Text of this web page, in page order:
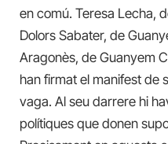
en comú. Teresa Lecha,
Dolors Sabater, de
Aragonès, de Guanyem
han firmat el manifest de
vaga. Al seu darrere hi
polítiques que donen